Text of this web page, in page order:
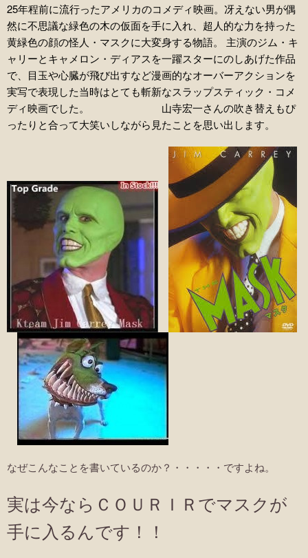
25年程前に流行ったアメリカのコメディ映画。冴えない男が偶
然に不思議な緑色の木の仮面を手に入れ、超人的な力を持った
黄緑色の顔の怪人・マスクに大変身する物語。
主演のジム・キ
ャリーとキャメロン・ディアスを一躍スターにのしあげた作品
で、目玉や心臓が飛び出すなど漫画的なオーバーアクションを
実写で表現した当時はとても斬新なスラップスティック・コメ
ディ映画でした。 山寺宏一さんの吹き替えもぴ
ったりと合って大笑いしながら見たことを思い出します。
なぜこんなことを書いているのか？・・・・・ですよね。
実は今ならＣＯＵＲＩＲでマスクが
手に入るんです！！